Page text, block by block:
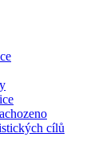
cílů